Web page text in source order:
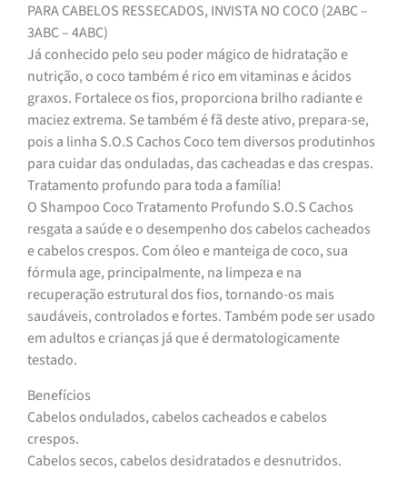
PARA CABELOS RESSECADOS, INVISTA NO COCO (2ABC –
3ABC – 4ABC)
Já conhecido pelo seu poder mágico de hidratação e
nutrição, o coco também é rico em vitaminas e ácidos
graxos. Fortalece os fios, proporciona brilho radiante e
maciez extrema. Se também é fã deste ativo, prepara-se,
pois a linha S.O.S Cachos Coco tem diversos produtinhos
para cuidar das onduladas, das cacheadas e das crespas.
Tratamento profundo para toda a família!
O Shampoo Coco Tratamento Profundo S.O.S Cachos
resgata a saúde e o desempenho dos cabelos cacheados
e cabelos crespos. Com óleo e manteiga de coco, sua
fórmula age, principalmente, na limpeza e na
recuperação estrutural dos fios, tornando-os mais
saudáveis, controlados e fortes. Também pode ser usado
em adultos e crianças já que é dermatologicamente
testado.
Benefícios
Cabelos ondulados, cabelos cacheados e cabelos
crespos.
Cabelos secos, cabelos desidratados e desnutridos.